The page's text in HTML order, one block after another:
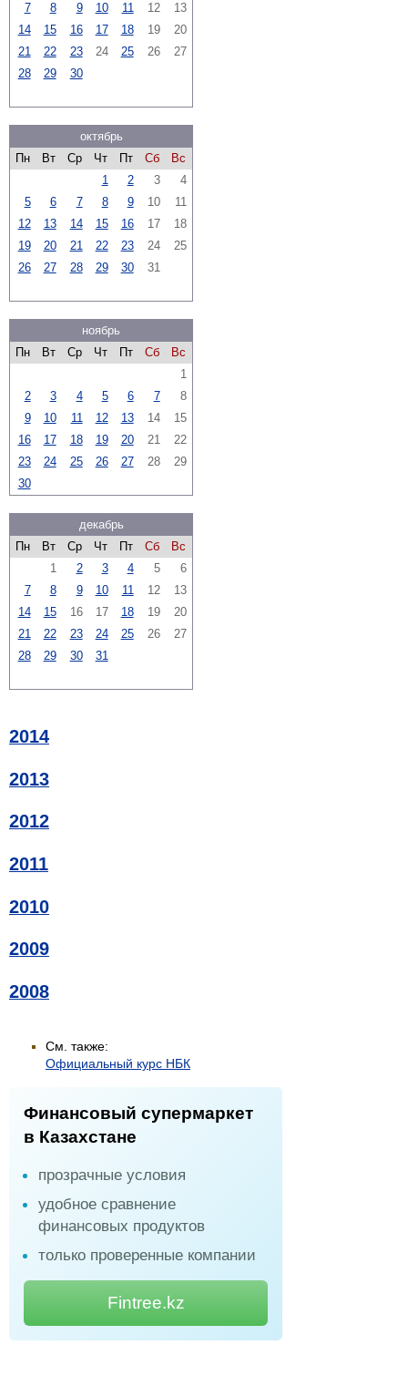
7
8 9 10 11 12
13
14
15 16 17 18 19
20
21
22 23 24 25 26
27
28
29 30
октябрь
Пн
Вт Ср Чт Пт Сб
Вс
1
2 3
4
5
6 7 8 9 10
11
12
13 14 15 16 17
18
19
20 21 22 23 24
25
26
27 28 29 30 31
ноябрь
Пн
Вт Ср Чт Пт Сб
Вс
1
2
3 4 5 6 7
8
9
10 11 12 13 14
15
16
17 18 19 20 21
22
23
24 25 26 27 28
29
30
декабрь
Пн
Вт Ср Чт Пт Сб
Вс
1
2 3 4 5
6
7
8 9 10 11 12
13
14
15 16 17 18 19
20
21
22 23 24 25 26
27
28
29 30 31
2014
2013
2012
2011
2010
2009
2008
См. также:
Официальный курс НБК
Финансовый супермаркет
в Казахстане
прозрачные условия
удобное сравнение
финансовых продуктов
только проверенные компании
Fintree.kz